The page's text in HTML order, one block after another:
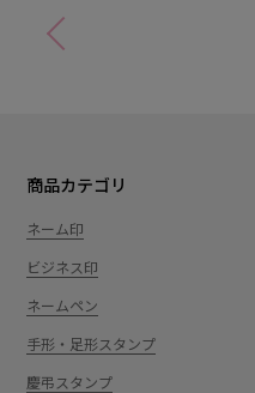
商品カテゴリ
ネーム印
ビジネス印
ネームペン
手形・足形スタンプ
慶弔スタンプ